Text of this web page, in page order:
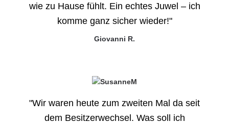
wie zu Hause fühlt. Ein echtes Juwel – ich
komme ganz sicher wieder!"
Giovanni R.
"Wir waren heute zum zweiten Mal da seit
dem Besitzerwechsel. Was soll ich